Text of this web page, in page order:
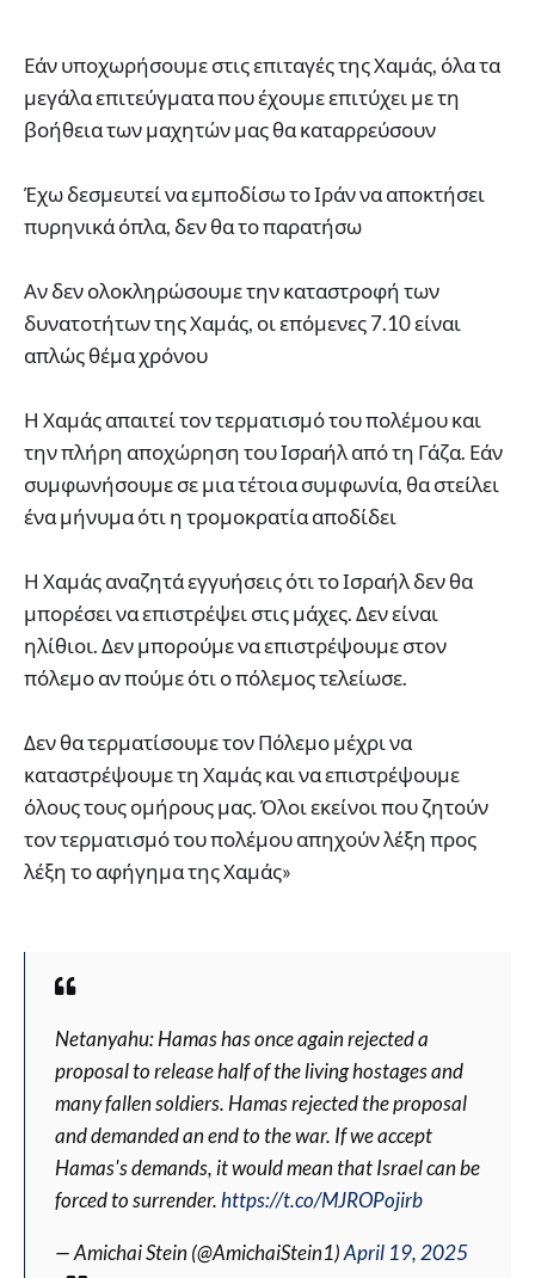
Εάν υποχωρήσουμε στις επιταγές της Χαμάς, όλα τα
μεγάλα επιτεύγματα που έχουμε επιτύχει με τη
βοήθεια των μαχητών μας θα καταρρεύσουν
Έχω δεσμευτεί να εμποδίσω το Ιράν να αποκτήσει
πυρηνικά όπλα, δεν θα το παρατήσω
Αν δεν ολοκληρώσουμε την καταστροφή των
δυνατοτήτων της Χαμάς, οι επόμενες 7.10 είναι
απλώς θέμα χρόνου
Η Χαμάς απαιτεί τον τερματισμό του πολέμου και
την πλήρη αποχώρηση του Ισραήλ από τη Γάζα. Εάν
συμφωνήσουμε σε μια τέτοια συμφωνία, θα στείλει
ένα μήνυμα ότι η τρομοκρατία αποδίδει
Η Χαμάς αναζητά εγγυήσεις ότι το Ισραήλ δεν θα
μπορέσει να επιστρέψει στις μάχες. Δεν είναι
ηλίθιοι. Δεν μπορούμε να επιστρέψουμε στον
πόλεμο αν πούμε ότι ο πόλεμος τελείωσε.
Δεν θα τερματίσουμε τον Πόλεμο μέχρι να
καταστρέψουμε τη Χαμάς και να επιστρέψουμε
όλους τους ομήρους μας. Όλοι εκείνοι που ζητούν
τον τερματισμό του πολέμου απηχούν λέξη προς
λέξη το αφήγημα της Χαμάς»
Netanyahu: Hamas has once again rejected a
proposal to release half of the living hostages and
many fallen soldiers. Hamas rejected the proposal
and demanded an end to the war. If we accept
Hamas's demands, it would mean that Israel can be
forced to surrender.https://t.co/MJROPojirb
— Amichai Stein (@AmichaiStein1)April 19, 2025